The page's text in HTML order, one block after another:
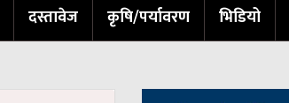
दस्तावेज कृषि/पर्यावरण भिडियो